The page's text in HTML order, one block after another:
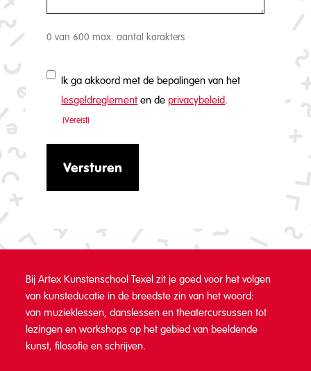
0 van 600 max. aantal karakters
Toestemming
Ik ga akkoord met de bepalingen van het
lesgeldreglement en de privacybeleid.
(Vereist)
Bij Artex Kunstenschool Texel zit je goed voor het volgen
van kunsteducatie in de breedste zin van het woord:
van muzieklessen, danslessen en theatercursussen tot
lezingen en workshops op het gebied van beeldende
kunst, filosofie en schrijven.